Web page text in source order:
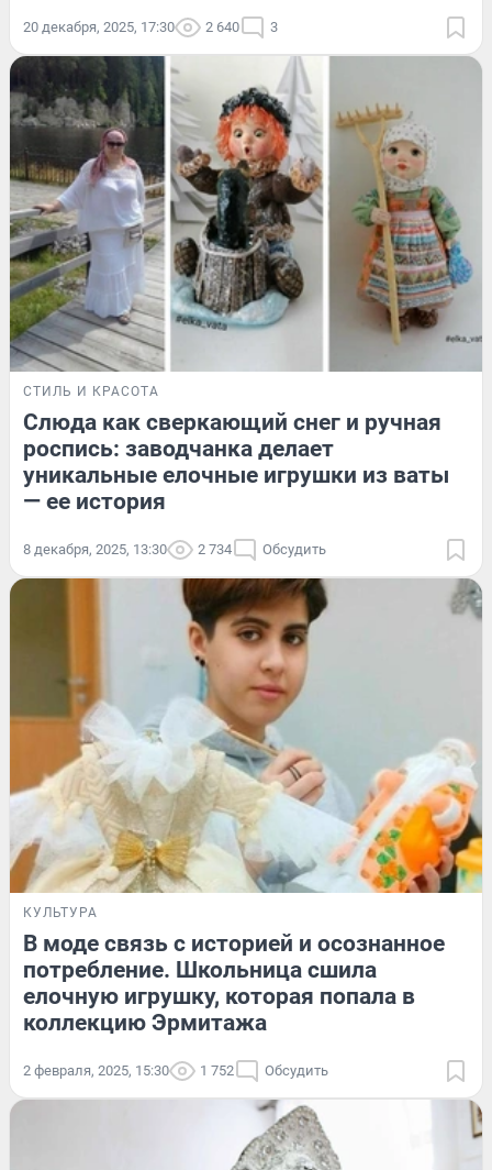
20 декабря, 2025, 17:30 2 640 3
СТИЛЬ И КРАСОТА
Слюда как сверкающий снег и ручная
роспись: заводчанка делает
уникальные елочные игрушки из ваты
— ее история
8 декабря, 2025, 13:30 2 734 Обсудить
КУЛЬТУРА
В моде связь с историей и осознанное
потребление. Школьница сшила
елочную игрушку, которая попала в
коллекцию Эрмитажа
2 февраля, 2025, 15:30 1 752 Обсудить